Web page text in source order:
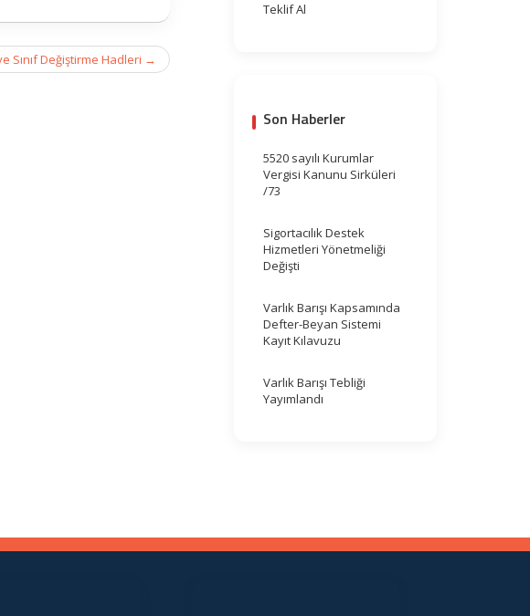
Sınıf Değiştirme Hadleri →
Teklif Al
Son Haberler
5520 sayılı Kurumlar
Vergisi Kanunu Sirküleri
/73
Sigortacılık Destek
Hizmetleri Yönetmeliği
Değişti
Varlık Barışı Kapsamında
Defter-Beyan Sistemi
Kayıt Kılavuzu
Varlık Barışı Tebliği
Yayımlandı